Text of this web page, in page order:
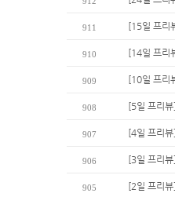
911 [15일 프리
910 [14일 프리
909 [10일 프리
908 [5일 프리
907 [4일 프리
906 [3일 프리
905 [2일 프리